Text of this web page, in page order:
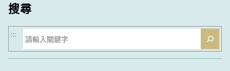
搜尋
搜
尋
:::